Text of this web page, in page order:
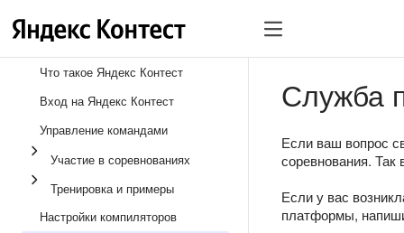
Что такое Яндекс Контест
Вход на Яндекс Контест
Управление командами
Участие в соревнованиях
Тренировка и примеры
Настройки компиляторов
Служба
Если ваш вопрос
соревнования. Так
Если у вас
платформы,